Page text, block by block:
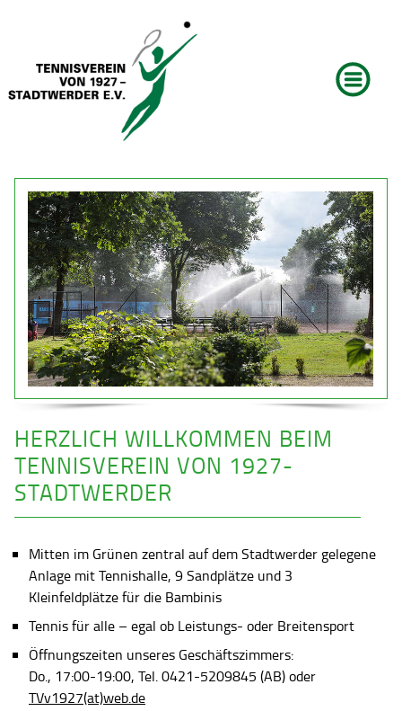
HERZLICH WILLKOMMEN BEIM
TENNISVEREIN VON 1927-
STADTWERDER
Mitten im Grünen zentral auf dem Stadtwerder gelegene
Anlage mit Tennishalle, 9 Sandplätze und 3
Kleinfeldplätze für die Bambinis
Tennis für alle – egal ob Leistungs- oder Breitensport
Öffnungszeiten unseres Geschäftszimmers:
Do., 17:00-19:00, Tel. 0421-5209845 (AB) oder
TVv1927(at)web.de